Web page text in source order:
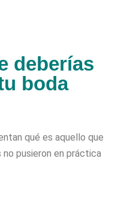
deberías
boda
qué es aquello que
pusieron en práctica